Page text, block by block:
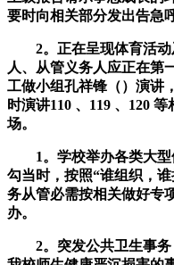
要时向相关部分发出告急
2。正在呈现体育活动
人、从管义务人应正在第
工做小组孔祥锋（）演讲
时演讲110 、119 、120
场。
1。学校举办各类大型
勾当时，按照“谁组织，
务从管必需按相关做好专
办。
2。突发公共卫生事务